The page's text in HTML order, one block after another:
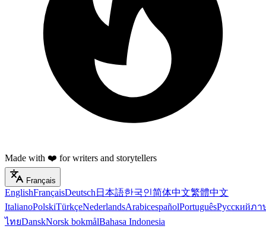
Made with ❤️ for writers and storytellers
Français
EnglishFrançaisDeutsch 日本語한국인简体中文繁體中文
ItalianoPolskiTürkçeNederlandsArabicespañolPortuguêsРусскийภา
ไทยDanskNorsk bokmålBahasa Indonesia